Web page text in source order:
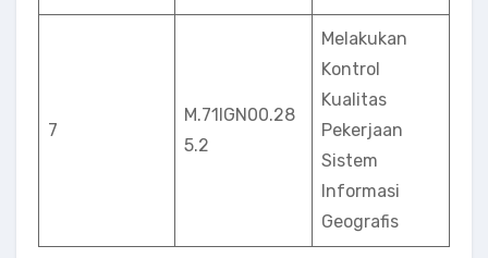
7
M.71IGN00.28
5.2
Melakukan
Kontrol
Kualitas
Pekerjaan
Sistem
Informasi
Geografis